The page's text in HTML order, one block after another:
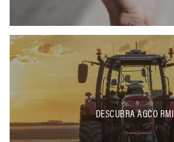
DESCUBRA AGCO RMI